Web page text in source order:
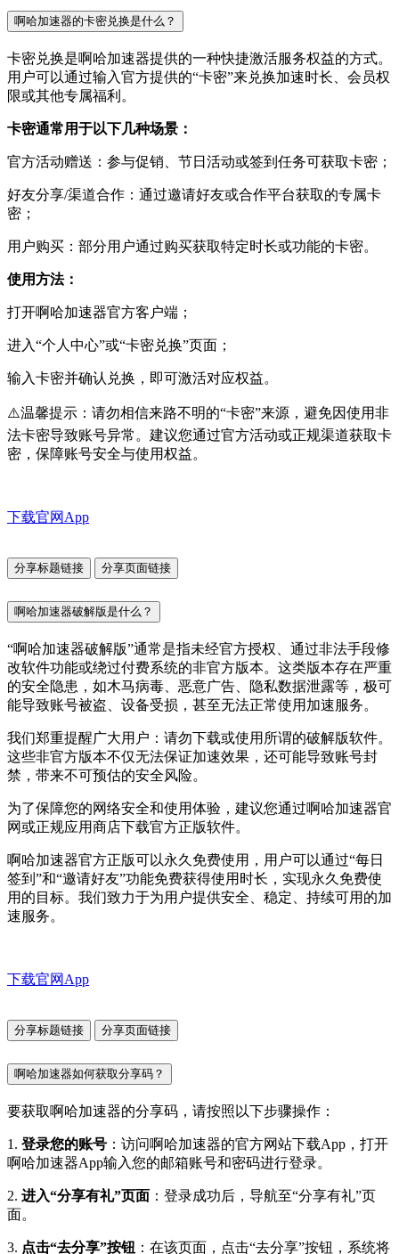
啊哈加速器的卡密兑换是什么？
卡密兑换是啊哈加速器提供的一种快捷激活服务权益的方式。
用户可以通过输入官方提供的“卡密”来兑换加速时长、会员权
限或其他专属福利。
卡密通常用于以下几种场景：
官方活动赠送：参与促销、节日活动或签到任务可获取卡密；
好友分享/渠道合作：通过邀请好友或合作平台获取的专属卡
密；
用户购买：部分用户通过购买获取特定时长或功能的卡密。
使用方法：
打开啊哈加速器官方客户端；
进入“个人中心”或“卡密兑换”页面；
输入卡密并确认兑换，即可激活对应权益。
⚠️温馨提示：请勿相信来路不明的“卡密”来源，避免因使用非
法卡密导致账号异常。建议您通过官方活动或正规渠道获取卡
密，保障账号安全与使用权益。
下载官网App
分享标题链接 分享页面链接
啊哈加速器破解版是什么？
“啊哈加速器破解版”通常是指未经官方授权、通过非法手段修
改软件功能或绕过付费系统的非官方版本。这类版本存在严重
的安全隐患，如木马病毒、恶意广告、隐私数据泄露等，极可
能导致账号被盗、设备受损，甚至无法正常使用加速服务。
我们郑重提醒广大用户：请勿下载或使用所谓的破解版软件。
这些非官方版本不仅无法保证加速效果，还可能导致账号封
禁，带来不可预估的安全风险。
为了保障您的网络安全和使用体验，建议您通过啊哈加速器官
网或正规应用商店下载官方正版软件。
啊哈加速器官方正版可以永久免费使用，用户可以通过“每日
签到”和“邀请好友”功能免费获得使用时长，实现永久免费使
用的目标。我们致力于为用户提供安全、稳定、持续可用的加
速服务。
下载官网App
分享标题链接 分享页面链接
啊哈加速器如何获取分享码？
要获取啊哈加速器的分享码，请按照以下步骤操作：
1. 登录您的账号 ：访问啊哈加速器的官方网站下载App，打开
啊哈加速器App输入您的邮箱账号和密码进行登录。
2. 进入“分享有礼”页面 ：登录成功后，导航至“分享有礼”页
面。
3. 点击“去分享”按钮 ：在该页面，点击“去分享”按钮，系统将